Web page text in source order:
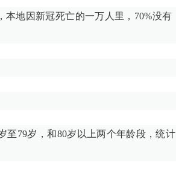
本地因新冠死亡的一万人里，70%没有
至79岁，和80岁以上两个年龄段，统计